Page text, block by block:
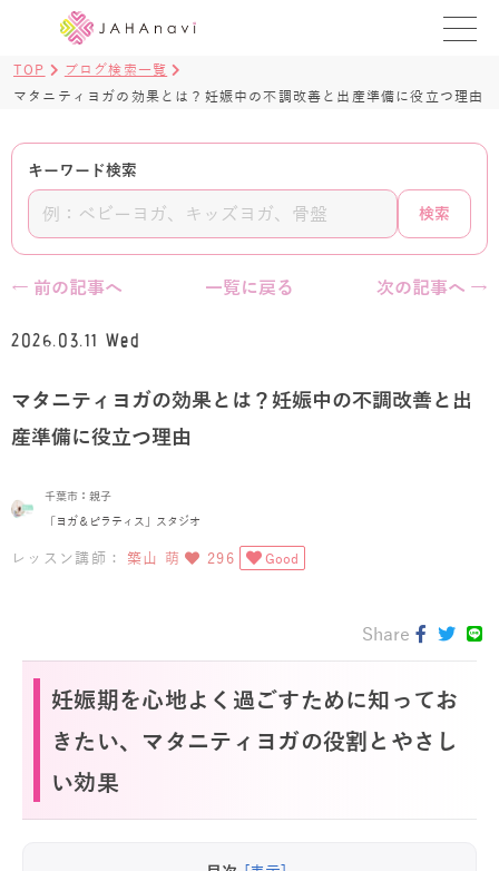
レッスンを探す
BLOG
ヨガ資格講座 ›
TOP
ブログ検索一覧
マタニティヨガの効果とは？妊娠中の不調改善と出産準備に役立つ理由
キーワード検索
検索
← 前の記事へ 一覧に戻る 次の記事へ →
2026.03.11 Wed
マタニティヨガの効果とは？妊娠中の不調改善と出
産準備に役立つ理由
千葉市：親子
「ヨガ＆ピラティス」スタジオ
レッスン講師： 築山 萌 296 Good
Share
妊娠期を心地よく過ごすために知ってお
きたい、マタニティヨガの役割とやさし
い効果